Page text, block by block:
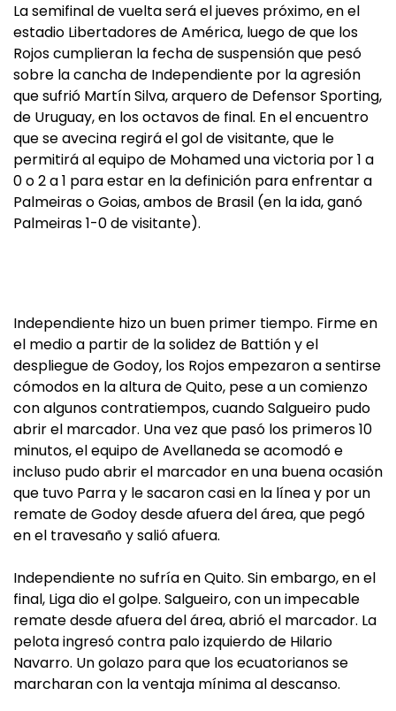
La semifinal de vuelta será el jueves próximo, en el
estadio Libertadores de América, luego de que los
Rojos cumplieran la fecha de suspensión que pesó
sobre la cancha de Independiente por la agresión
que sufrió Martín Silva, arquero de Defensor Sporting,
de Uruguay, en los octavos de final. En el encuentro
que se avecina regirá el gol de visitante, que le
permitirá al equipo de Mohamed una victoria por 1 a
0 o 2 a 1 para estar en la definición para enfrentar a
Palmeiras o Goias, ambos de Brasil (en la ida, ganó
Palmeiras 1-0 de visitante).
Independiente hizo un buen primer tiempo. Firme en
el medio a partir de la solidez de Battión y el
despliegue de Godoy, los Rojos empezaron a sentirse
cómodos en la altura de Quito, pese a un comienzo
con algunos contratiempos, cuando Salgueiro pudo
abrir el marcador. Una vez que pasó los primeros 10
minutos, el equipo de Avellaneda se acomodó e
incluso pudo abrir el marcador en una buena ocasión
que tuvo Parra y le sacaron casi en la línea y por un
remate de Godoy desde afuera del área, que pegó
en el travesaño y salió afuera.
Independiente no sufría en Quito. Sin embargo, en el
final, Liga dio el golpe. Salgueiro, con un impecable
remate desde afuera del área, abrió el marcador. La
pelota ingresó contra palo izquierdo de Hilario
Navarro. Un golazo para que los ecuatorianos se
marcharan con la ventaja mínima al descanso.